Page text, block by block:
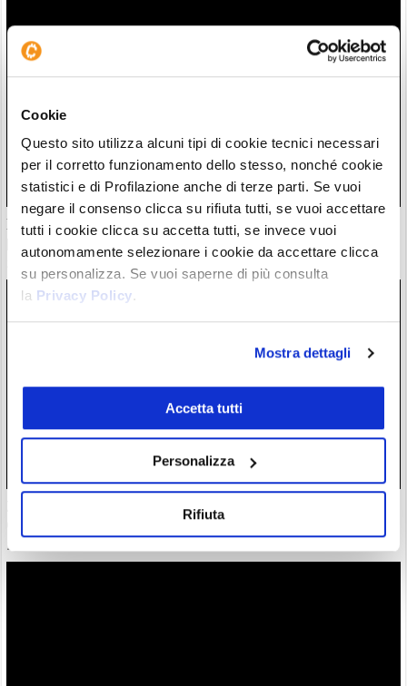
Cookie
Questo sito utilizza alcuni tipi di cookie tecnici necessari
per il corretto funzionamento dello stesso, nonché cookie
statistici e di Profilazione anche di terze parti. Se vuoi
negare il consenso clicca su rifiuta tutti, se vuoi accettare
tutti i cookie clicca su accetta tutti, se invece vuoi
autonomamente selezionare i cookie da accettare clicca
su personalizza. Se vuoi saperne di più consulta
la Privacy Policy.
Mostra dettagli
Accetta tutti
Personalizza
Rifiuta
Il “nuovo Warren Buffett” crolla insieme all’AI. Da marzo
Zcash completa l’atteso aggiornamento Ironwood: la supply
28/07/26 18:57